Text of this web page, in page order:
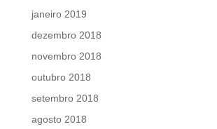
janeiro 2019
dezembro 2018
novembro 2018
outubro 2018
setembro 2018
agosto 2018